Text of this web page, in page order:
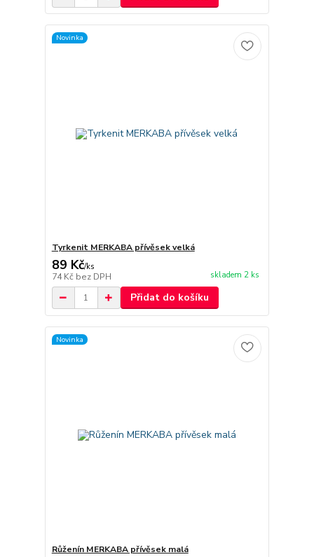
Novinka
Tyrkenit MERKABA přívěsek velká
89 Kč/ks
74 Kč bez DPH skladem 2 ks
Přidat do košíku
Novinka
Růženín MERKABA přívěsek malá